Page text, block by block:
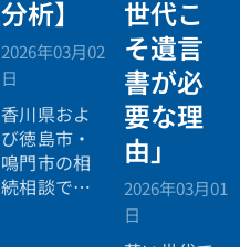
分析】
2026年03月02
日
香川県およ
び徳島市・
鳴門市の相
続相談で
世代こ
そ遺言
書が必
要な理
由」
2026年03月01
日